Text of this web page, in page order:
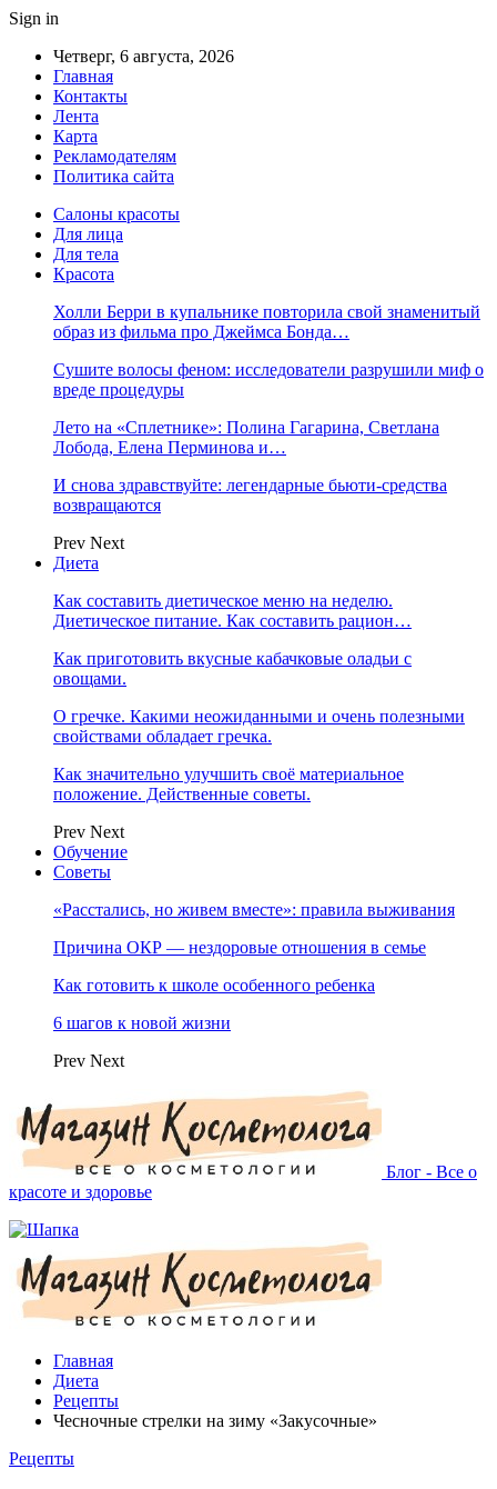
Sign in
Четверг, 6 августа, 2026
Главная
Контакты
Лента
Карта
Рекламодателям
Политика сайта
Салоны красоты
Для лица
Для тела
Красота
Холли Берри в купальнике повторила свой знаменитый
образ из фильма про Джеймса Бонда…
Сушите волосы феном: исследователи разрушили миф о
вреде процедуры
Лето на «Сплетнике»: Полина Гагарина, Светлана
Лобода, Елена Перминова и…
И снова здравствуйте: легендарные бьюти-средства
возвращаются
Prev Next
Диета
Как составить диетическое меню на неделю.
Диетическое питание. Как составить рацион…
Как приготовить вкусные кабачковые оладьи с
овощами.
О гречке. Какими неожиданными и очень полезными
свойствами обладает гречка.
Как значительно улучшить своё материальное
положение. Действенные советы.
Prev Next
Обучение
Советы
«Расстались, но живем вместе»: правила выживания
Причина ОКР — нездоровые отношения в семье
Как готовить к школе особенного ребенка
6 шагов к новой жизни
Prev Next
Блог - Все о
красоте и здоровье
Главная
Диета
Рецепты
Чесночные стрелки на зиму «Закусочные»
Рецепты